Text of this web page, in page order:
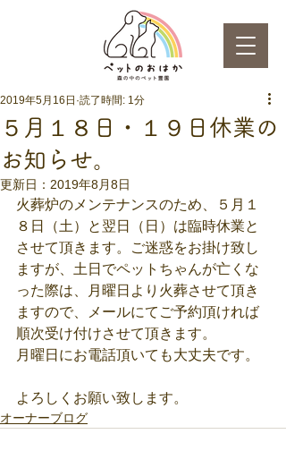
５月１８日・１９日休業の
お知らせ。
2019年5月16日 読了時間: 1分
更新日： 2019年8月8日
火葬炉のメンテナンスのため、５月１
８日（土）と翌日（日）は臨時休業と
させて頂きます。ご迷惑をお掛け致し
ますが、土日でペットちゃんが亡くな
った際は、月曜日より火葬させて頂き
ますので、メールにてご予約頂ければ
順次受け付けさせて頂きます。
月曜日にお電話頂いても大丈夫です。
よろしくお願い致します。
オーナーブログ